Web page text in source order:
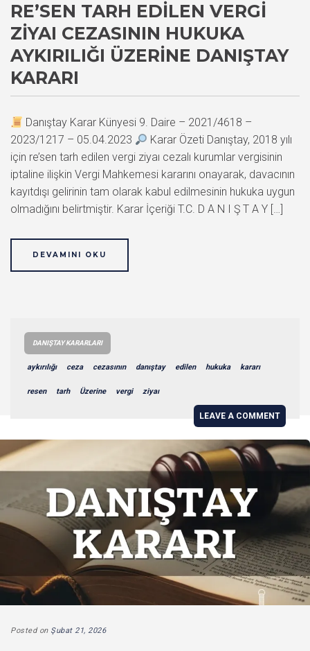
RE’SEN TARH EDILEN VERGI
ZIYAI CEZASININ HUKUKA
AYKIRILIĞI ÜZERINE DANIŞTAY
KARARI
Danıştay Karar Künyesi 9. Daire – 2021/4618 –
2023/1217 – 05.04.2023
Karar Özeti Danıştay, 2018 yılı
için re’sen tarh edilen vergi ziyaı cezalı kurumlar vergisinin
iptaline ilişkin Vergi Mahkemesi kararını onayarak, davacının
kayıtdışı gelirinin tam olarak kabul edilmesinin hukuka uygun
olmadığını belirtmiştir. Karar İçeriği T.C. D A N I Ş T A Y […]
DEVAMINI OKU
DANIŞTAY KARARLARI
aykırılığı ceza cezasının danıştay edilen hukuka kararı
resen tarh Üzerine vergi ziyaı
LEAVE A COMMENT
Posted on Şubat 21, 2026